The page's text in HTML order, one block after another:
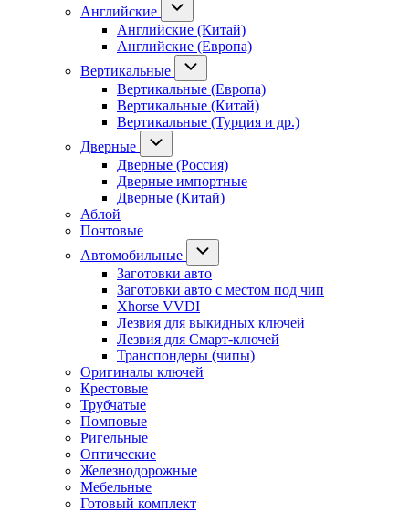
Английские
Английские (Китай)
Английские (Европа)
Вертикальные
Вертикальные (Европа)
Вертикальные (Китай)
Вертикальные (Турция и др.)
Дверные
Дверные (Россия)
Дверные импортные
Дверные (Китай)
Аблой
Почтовые
Автомобильные
Заготовки авто
Заготовки авто с местом под чип
Xhorse VVDI
Лезвия для выкидных ключей
Лезвия для Смарт-ключей
Транспондеры (чипы)
Оригиналы ключей
Крестовые
Трубчатые
Помповые
Ригельные
Оптические
Железнодорожные
Мебельные
Готовый комплект